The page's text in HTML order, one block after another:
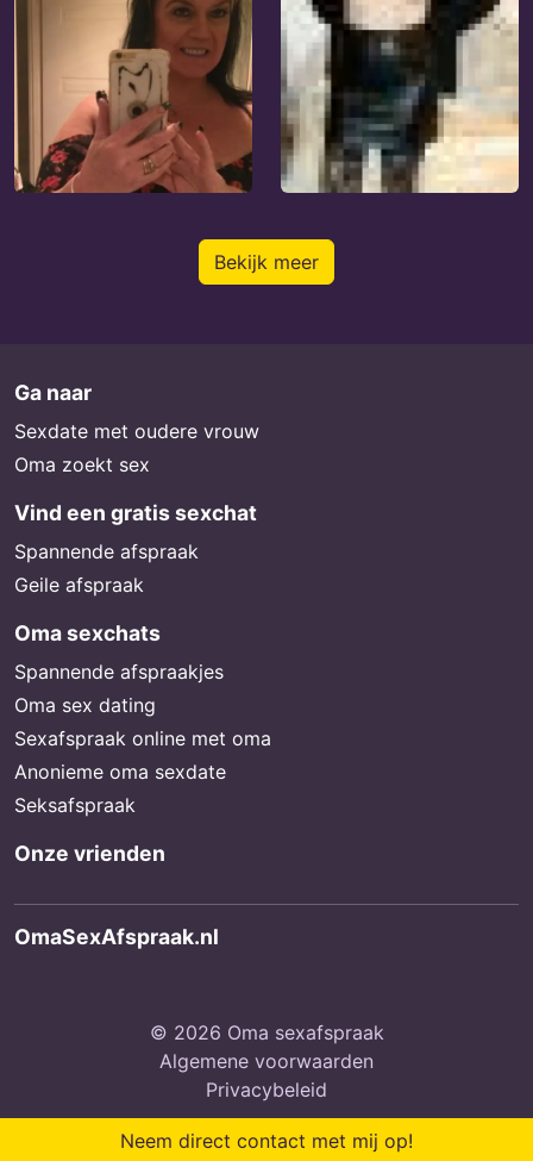
Bekijk meer
Ga naar
Sexdate met oudere vrouw
Oma zoekt sex
Vind een gratis sexchat
Spannende afspraak
Geile afspraak
Oma sexchats
Spannende afspraakjes
Oma sex dating
Sexafspraak online met oma
Anonieme oma sexdate
Seksafspraak
Onze vrienden
OmaSexAfspraak.nl
© 2026 Oma sexafspraak
Algemene voorwaarden
Privacybeleid
Neem direct contact met mij op!